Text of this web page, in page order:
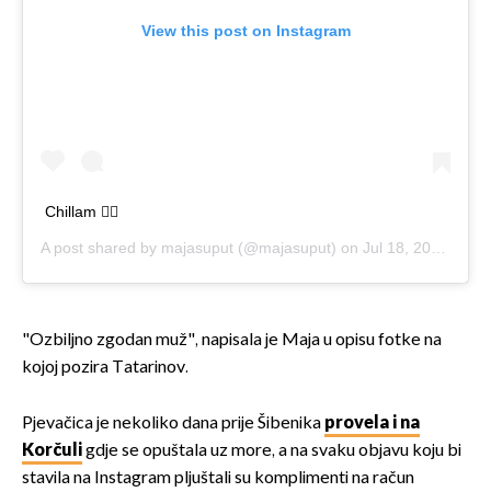
View this post on Instagram
Chillam 🧜‍♀️
A post shared by majasuput (@majasuput) on Jul 18, 2020 at 6:28am PDT
"Ozbiljno zgodan muž", napisala je Maja u opisu fotke na
kojoj pozira Tatarinov.
Pjevačica je nekoliko dana prije Šibenika provela i na
Korčuligdje se opuštala uz more, a na svaku objavu koju bi
stavila na Instagram pljuštali su komplimenti na račun